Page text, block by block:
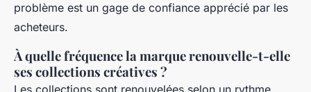
problème est un gage de confiance apprécié par les
acheteurs.
À quelle fréquence la marque renouvelle-t-elle
ses collections créatives ?